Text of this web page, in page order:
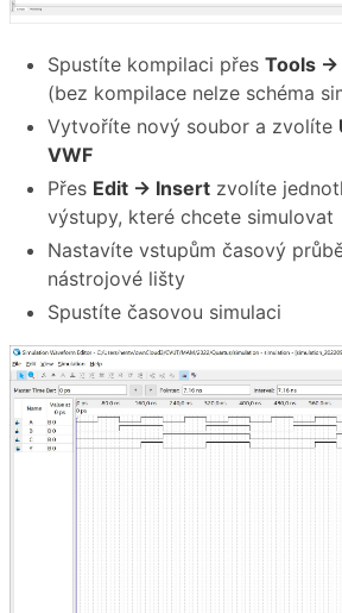
Spustíte kompilaci přes Tools →
(bez kompilace nelze schéma
Vytvoříte nový soubor a zvolíte
VWF
Přes Edit → Insert zvolíte
výstupy, které chcete simulovat
Nastavíte vstupům časový
nástrojové lišty
Spustíte časovou simulaci